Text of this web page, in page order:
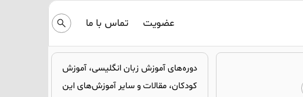
عضویت تماس با ما
دوره‌های آموزش زبان انگلیسی، آموزش
کودکان، مقالات و سایر آموزش‌های این